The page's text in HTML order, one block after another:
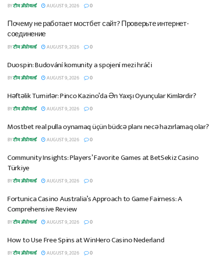
BYटीम ॲग्रोवर्ल्ड AUGUST 9, 2026 0
Почему не работает мостбет сайт? Проверьте интернет-
соединение
BYटीम ॲग्रोवर्ल्ड AUGUST 9, 2026 0
Duospin: Budování komunity a spojení mezi hráči
BYटीम ॲग्रोवर्ल्ड AUGUST 9, 2026 0
Həftəlik Turnirlər: Pinco Kazino’da Ən Yaxşı Oyunçular Kimlərdir?
BYटीम ॲग्रोवर्ल्ड AUGUST 9, 2026 0
Mostbet real pulla oynamaq üçün büdcə planı necə hazırlamaq olar?
BYटीम ॲग्रोवर्ल्ड AUGUST 9, 2026 0
Community Insights: Players’ Favorite Games at BetSekiz Casino
Türkiye
BYटीम ॲग्रोवर्ल्ड AUGUST 9, 2026 0
Fortunica Casino Australia’s Approach to Game Fairness: A
Comprehensive Review
BYटीम ॲग्रोवर्ल्ड AUGUST 9, 2026 0
How to Use Free Spins at WinHero Casino Nederland
BYटीम ॲग्रोवर्ल्ड AUGUST 9, 2026 0